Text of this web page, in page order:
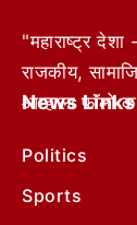
"महाराष्ट्र
राजकीय,
आम्हाला फॉलो
News Links
Politics
Sports